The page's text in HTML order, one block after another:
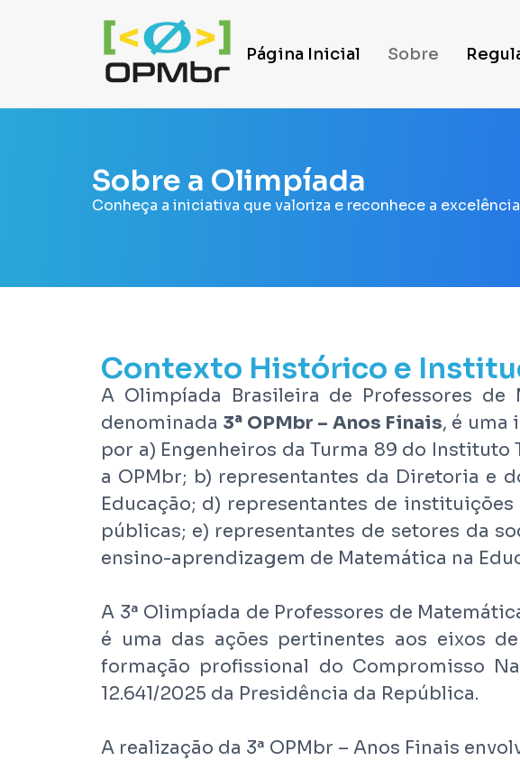
Página Inicial Sobre
Sobre a Olimpíada
Conheça a iniciativa que valoriza e reconhece a
Contexto Histórico e
A Olimpíada Brasileira de Professores de
denominada 3ª OPMbr – Anos Finais, é uma
por a) Engenheiros da Turma 89 do
a OPMbr; b) representantes da Diretoria e
Educação; d) representantes de
públicas; e) representantes de setores da
ensino-aprendizagem de Matemática na
A 3ª Olimpíada de Professores de
é uma das ações pertinentes aos eixos
formação profissional do Compromisso
12.641/2025 da Presidência da República.
A realização da 3ª OPMbr – Anos Finais